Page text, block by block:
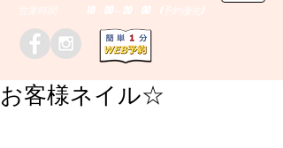
営業時間 10：00～20：00 (予約優先)
お客様ネイル☆